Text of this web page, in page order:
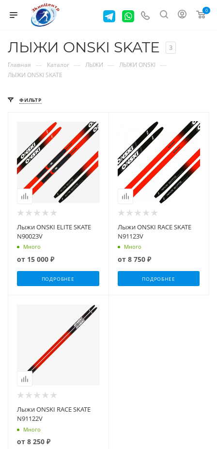
0
ЛЫЖИ ONSKI SKATE 3
Главная — Каталог — ЛЫЖИ — ЛЫЖИ ONSKI —
ЛЫЖИ ONSKI SKATE
ФИЛЬТР
Лыжи ONSKI ELITE SKATE
N90023V
Много
от 15 000 ₽
ПОДРОБНЕЕ
Лыжи ONSKI RACE SKATE
N91123V
Много
от 8 750 ₽
ПОДРОБНЕЕ
Лыжи ONSKI RACE SKATE
N91122V
Много
от 8 250 ₽